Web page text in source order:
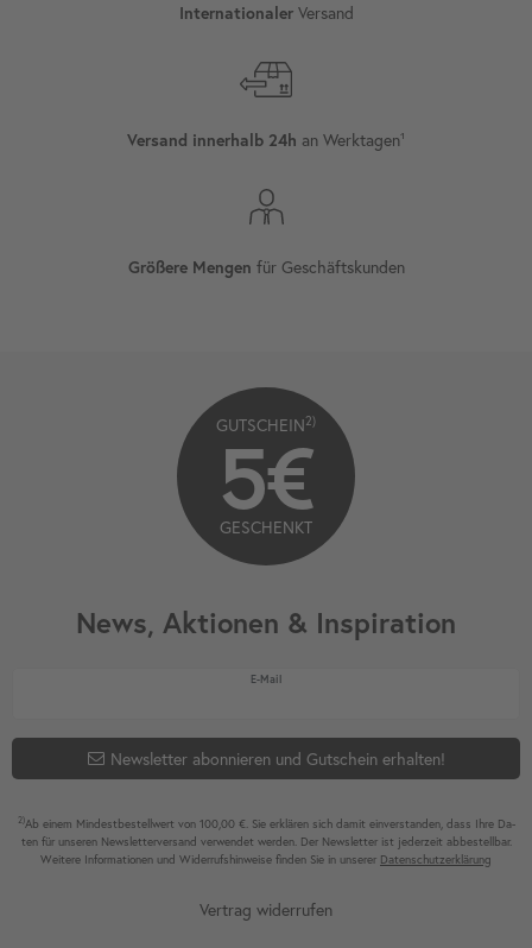
InternationalerVersand
Versand innerhalb 24h an Werktagen¹
Größere Mengen für Geschäftskunden
News, Aktionen & Inspiration
E-MailNewsletter Honig
Newsletter abonnieren und Gutschein erhalten!
2)Ab einem Mindest­bestell­wert von 100,00 €. Sie erklären sich damit ein­ver­standen, dass Ihre Da­
ten für unseren News­letter­versand ver­wen­det werden. Der News­letter ist jeder­zeit ab­bestel­lbar.
Weitere Infor­mationen und Wider­rufshin­weise finden Sie in unserer Daten­schutz­erklärung
GUTSCHEIN2)
5€
GESCHENKT
Vertrag widerrufen